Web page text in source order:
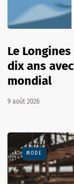
Le
dix ans
mondial
9 août 2026
MODE